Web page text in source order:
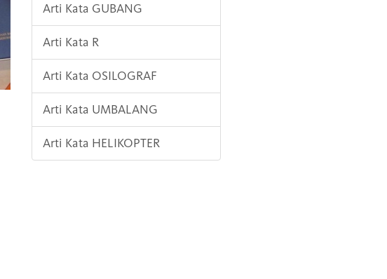
Arti Kata GUBANG
Arti Kata R
Arti Kata OSILOGRAF
Arti Kata UMBALANG
Arti Kata HELIKOPTER